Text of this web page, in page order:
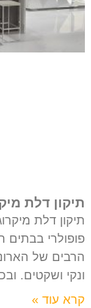
תיקון דלת
תיקון דלת
פופולרי בבתים
הרבים של
ונקי ושקטים.
קרא עוד »